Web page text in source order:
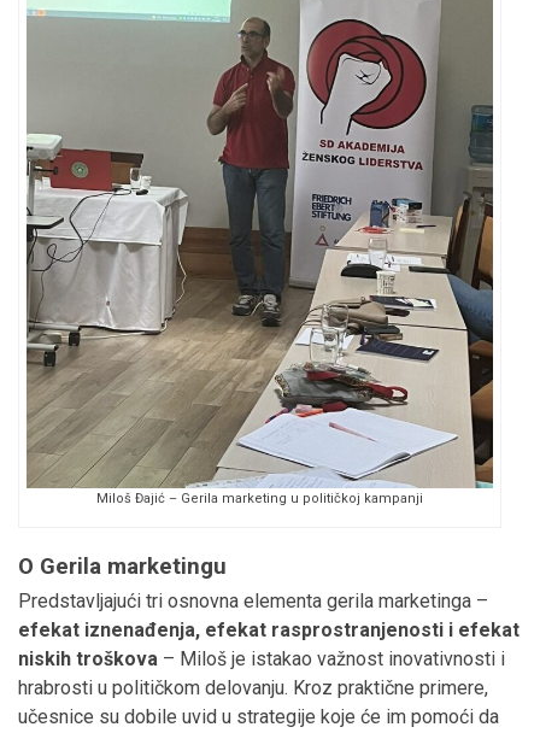
Miloš Đajić – Gerila marketing u političkoj kampanji
O Gerila marketingu
Predstavljajući tri osnovna elementa gerila marketinga –
efekat iznenađenja, efekat rasprostranjenosti i efekat
niskih troškova – Miloš je istakao važnost inovativnosti i
hrabrosti u političkom delovanju. Kroz praktične primere,
učesnice su dobile uvid u strategije koje će im pomoći da